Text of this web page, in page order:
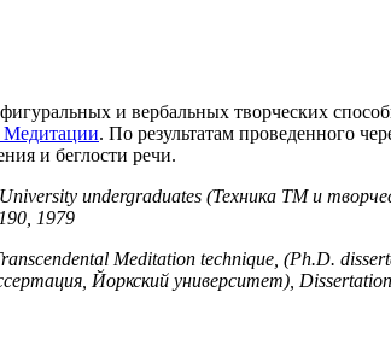
и вербальных творческих
Медитации. По результатам проведенного
и беглости речи.
undergraduates (Техника ТМ и
1979
Meditation technique, (Ph.D.
Йоркский университет),